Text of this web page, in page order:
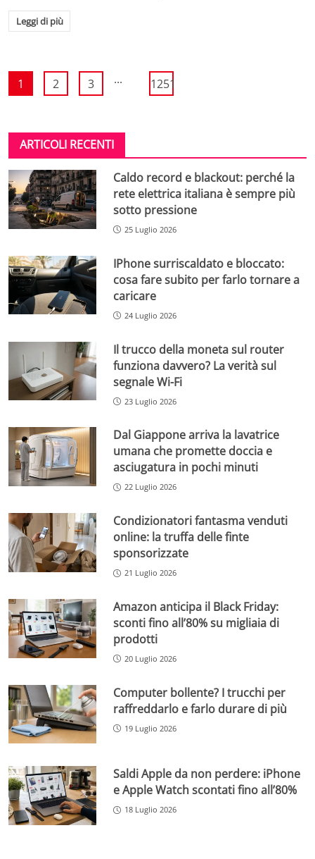
Leggi di più
1 2 3 ... 1251
ARTICOLI RECENTI
Caldo record e blackout: perché la
rete elettrica italiana è sempre più
sotto pressione
25 Luglio 2026
IPhone surriscaldato e bloccato:
cosa fare subito per farlo tornare a
caricare
24 Luglio 2026
Il trucco della moneta sul router
funziona davvero? La verità sul
segnale Wi-Fi
23 Luglio 2026
Dal Giappone arriva la lavatrice
umana che promette doccia e
asciugatura in pochi minuti
22 Luglio 2026
Condizionatori fantasma venduti
online: la truffa delle finte
sponsorizzate
21 Luglio 2026
Amazon anticipa il Black Friday:
sconti fino all’80% su migliaia di
prodotti
20 Luglio 2026
Computer bollente? I trucchi per
raffreddarlo e farlo durare di più
19 Luglio 2026
Saldi Apple da non perdere: iPhone
e Apple Watch scontati fino all’80%
18 Luglio 2026